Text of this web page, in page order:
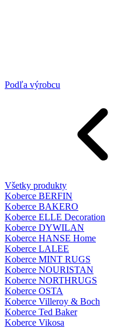
Podľa výrobcu
Všetky produkty
Koberce BERFIN
Koberce BAKERO
Koberce ELLE Decoration
Koberce DYWILAN
Koberce HANSE Home
Koberce LALEE
Koberce MINT RUGS
Koberce NOURISTAN
Koberce NORTHRUGS
Koberce OSTA
Koberce Villeroy & Boch
Koberce Ted Baker
Koberce Vikosa